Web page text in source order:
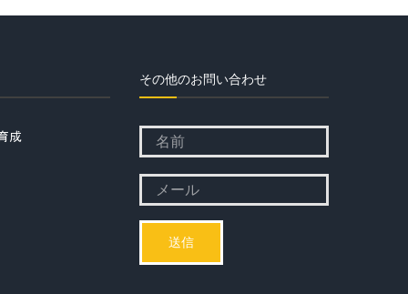
成
その他のお問い合わせ
Please
this
empty.
Please
this
field